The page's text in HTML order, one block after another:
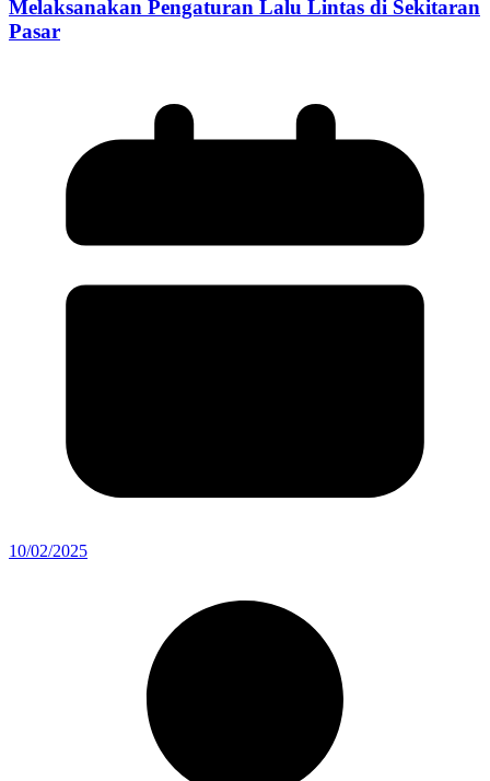
Melaksanakan Pengaturan Lalu Lintas di Sekitaran
Pasar
10/02/2025